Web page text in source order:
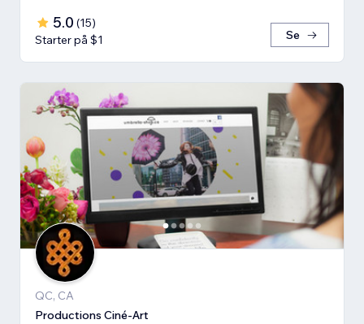
5.0 (15)
Starter på $1
Se
QC, CA
Productions Ciné-Art